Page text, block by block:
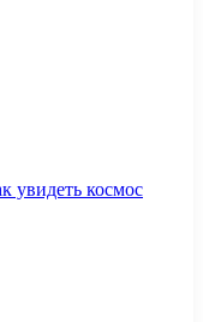
увидеть космос